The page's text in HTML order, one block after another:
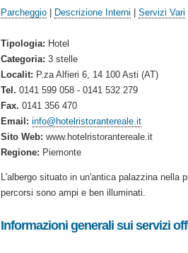
Parcheggio| Descrizione Interni Servizi Vari
Tipologia: Hotel
Categoria: 3 stelle
Localit: P.za Alfieri 6, 14 100 Asti (AT)
Tel. 0141 599 058 - 0141 532 279
Fax. 0141 356 470
Email: info@hotelristorantereale.it
Sito Web: www.hotelristorantereale.it
Regione: Piemonte
L'albergo situato in un'antica palazzina
percorsi sono ampi e ben illuminati.
Informazioni generali sui servizi